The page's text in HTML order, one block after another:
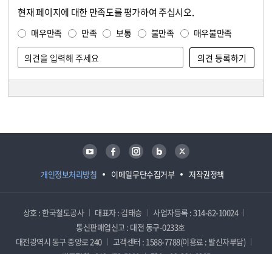
현재 페이지에 대한 만족도를 평가하여 주십시오.
매우만족 만족 보통 불만족 매우불만족
개인정보처리방침 이메일무단수집거부 저작권정책
유튜브 페이스북 인스타그램 블로그 트위터
상호 : 한국철도공사 대표자 : 김태승
사업자등록 : 314-82-10024
통신판매업신고 : 대전 동구-0233호
대전광역시 동구 중앙로 240
고객센터 : 1588-7788(이용료 : 발신자부담)